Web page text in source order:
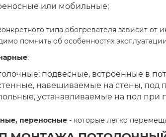
или мобильные;
типа обогревателя зависит
помнить об особенностях
:
подвесные, встроенные в
навешиваемые на стены, под
устанавливаемые на пол
переносные - которые легко